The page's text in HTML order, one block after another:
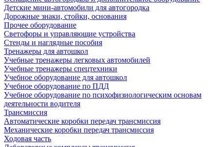
Детские мини-автомобили для автогородка
Дорожные знаки, стойки, основания
Прочее оборудование
Светофоры и управляющие устройства
Стенды и наглядные пособия
Тренажеры для автошкол
Учебные тренажеры легковых автомобилей
Учебные тренажеры спецтехники
Учебное оборудование для автошкол
Учебное оборудование по ПДД
Учебное оборудование по психофизиологическим основам
деятельности водителя
Трансмиссия
Автоматические коробки передач трансмиссия
Механические коробки передач трансмиссия
Ходовая часть